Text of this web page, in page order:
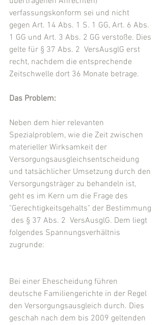
verfassungskonform sei und nicht
gegen Art. 14 Abs. 1 S. 1 GG, Art. 6 Abs.
1 GG und Art. 3 Abs. 2 GG verstoße. Dies
gelte für § 37 Abs. 2  VersAusglG erst
recht, nachdem die entsprechende
Zeitschwelle dort 36 Monate betrage.
Das Problem:
Neben dem hier relevanten
Spezialproblem, wie die Zeit zwischen
materieller Wirksamkeit der
Versorgungsausgleichsentscheidung
und tatsächlicher Umsetzung durch den
Versorgungsträger zu behandeln ist,
geht es im Kern um die Frage des
"Gerechtigkeitsgehalts" der Bestimmung
des § 37 Abs. 2  VersAusglG. Dem liegt
folgendes Spannungsverhältnis
zugrunde:
Bei einer Ehescheidung führen
deutsche Familiengerichte in der Regel
den Versorgungsausgleich durch. Dies
geschah nach dem bis 2009 geltenden